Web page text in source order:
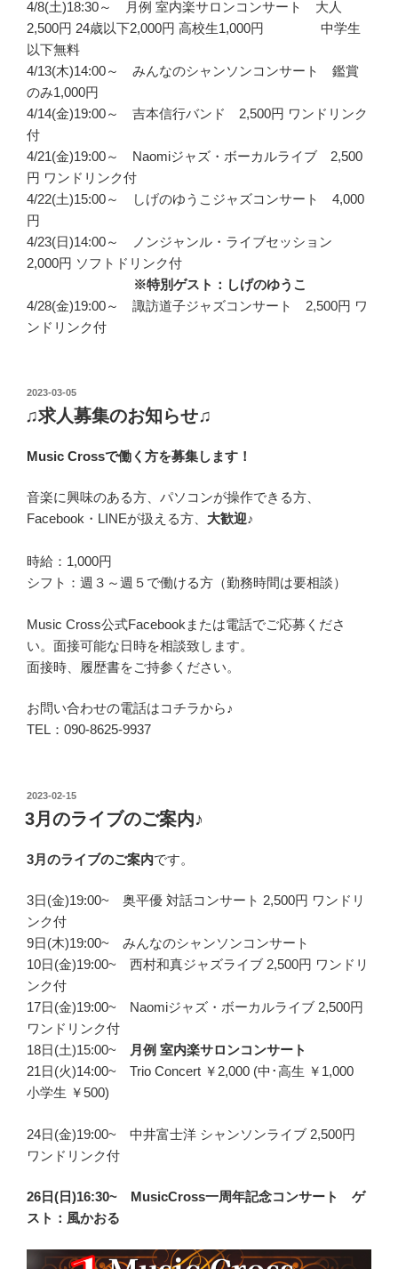
4/8(土)18:30～ 月例 室内楽サロンコンサート 大人
2,500円 24歳以下2,000円 高校生1,000円 中学生
以下無料
4/13(木)14:00～ みんなのシャンソンコンサート 鑑賞
のみ1,000円
4/14(金)19:00～ 吉本信行バンド 2,500円 ワンドリンク
付
4/21(金)19:00～ Naomiジャズ・ボーカルライブ 2,500
円 ワンドリンク付
4/22(土)15:00～ しげのゆうこジャズコンサート 4,000
円
4/23(日)14:00～ ノンジャンル・ライブセッション
2,000円 ソフトドリンク付
※特別ゲスト：しげのゆうこ
4/28(金)19:00～ 諏訪道子ジャズコンサート 2,500円 ワ
ンドリンク付
投
日:
2023-03-05
♫求人募集のお知らせ♫
Music Crossで働く方を募集します！
音楽に興味のある方、パソコンが操作できる方、
Facebook・LINEが扱える方、 大歓迎♪
時給：1,000円
シフト：週３～週５で働ける方（勤務時間は要相談）
Music Cross公式Facebookまたは電話でご応募くださ
い。面接可能な日時を相談致します。
面接時、履歴書をご持参ください。
お問い合わせの電話はコチラから♪
TEL：090-8625-9937
投
稿
日:
2023-02-15
3月のライブのご案内♪
3月のライブのご案内です。
3日(金)19:00~ 奥平優 対話コンサート 2,500円 ワンドリ
ンク付
9日(木)19:00~ みんなのシャンソンコンサート
10日(金)19:00~ 西村和真ジャズライブ 2,500円 ワンドリ
ンク付
17日(金)19:00~ Naomiジャズ・ボーカルライブ 2,500円
ワンドリンク付
18日(土)15:00~
月例 室内楽サロンコンサート
21日(火)14:00~ Trio Concert ￥2,000 (中･高生 ￥1,000
小学生 ￥500)
24日(金)19:00~ 中井富士洋 シャンソンライブ 2,500円
ワンドリンク付
26日(日)16:30~ MusicCross一周年記念コンサート ゲ
スト：風かおる